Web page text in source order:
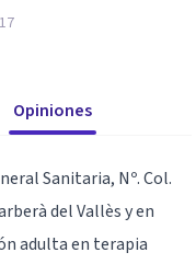
Opiniones
Sanitaria, Nº. Col.
del Vallès y en
adulta en terapia